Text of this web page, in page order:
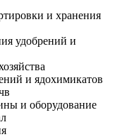
и хранения
удобрений и
и ядохимикатов
и оборудование